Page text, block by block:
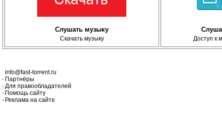
Слушать музыку
Скачать музыку Доступ к
info@fast-torrent.ru
Партнёры
Для правообладателей
Помощь сайту
Реклама на сайте